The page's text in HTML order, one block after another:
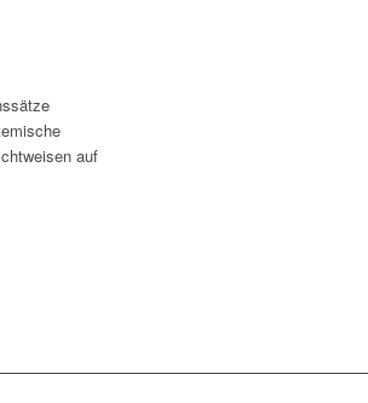
auf